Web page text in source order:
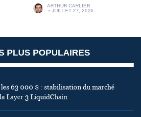
ARTHUR CARLIER
JUILLET 27, 2026
PLUS POPULAIRES
63 000 $ : stabilisation du marché
Layer 3 LiquidChain